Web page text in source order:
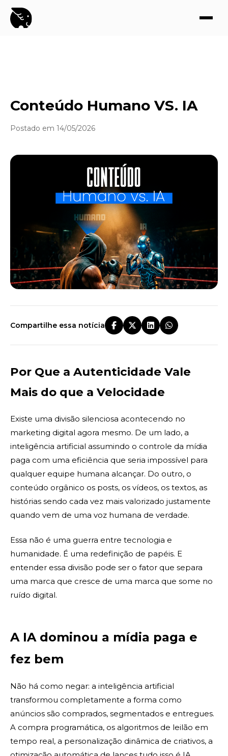
Conteúdo Humano VS. IA
Postado em 14/05/2026
Compartilhe essa notícia
Por Que a Autenticidade Vale
Mais do que a Velocidade
Existe uma divisão silenciosa acontecendo no
marketing digital agora mesmo. De um lado, a
inteligência artificial assumindo o controle da mídia
paga com uma eficiência que seria impossível para
qualquer equipe humana alcançar. Do outro, o
conteúdo orgânico os posts, os vídeos, os textos, as
histórias sendo cada vez mais valorizado justamente
quando vem de uma voz humana de verdade.
Essa não é uma guerra entre tecnologia e
humanidade. É uma redefinição de papéis. E
entender essa divisão pode ser o fator que separa
uma marca que cresce de uma marca que some no
ruído digital.
A IA dominou a mídia paga e
fez bem
Não há como negar: a inteligência artificial
transformou completamente a forma como
anúncios são comprados, segmentados e entregues.
A compra programática, os algoritmos de leilão em
tempo real, a personalização dinâmica de criativos, a